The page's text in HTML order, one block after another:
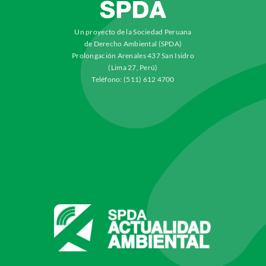
Un proyecto de la Sociedad Peruana
de Derecho Ambiental (SPDA)
Prolongación Arenales 437 San Isidro
(Lima 27, Perú)
Teléfono: (511) 612 4700